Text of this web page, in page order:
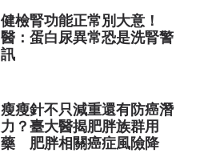
健檢腎功能正常別大意！
醫：蛋白尿異常恐是洗腎警
訊
瘦瘦針不只減重還有防癌潛
力？臺大醫揭肥胖族群用
藥 肥胖相關癌症風險降